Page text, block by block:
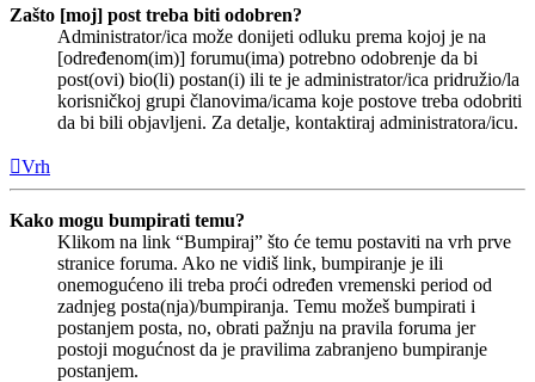
Zašto [moj] post treba biti odobren?
Administrator/ica može donijeti odluku prema kojoj je na
[određenom(im)] forumu(ima) potrebno odobrenje da bi
post(ovi) bio(li) postan(i) ili te je administrator/ica pridružio/la
korisničkoj grupi članovima/icama koje postove treba odobriti
da bi bili objavljeni. Za detalje, kontaktiraj administratora/icu.
Vrh
Kako mogu bumpirati temu?
Klikom na link “Bumpiraj” što će temu postaviti na vrh prve
stranice foruma. Ako ne vidiš link, bumpiranje je ili
onemogućeno ili treba proći određen vremenski period od
zadnjeg posta(nja)/bumpiranja. Temu možeš bumpirati i
postanjem posta, no, obrati pažnju na pravila foruma jer
postoji mogućnost da je pravilima zabranjeno bumpiranje
postanjem.